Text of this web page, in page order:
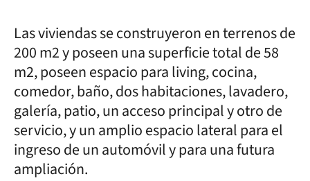
Las viviendas se construyeron en terrenos de
200 m2 y poseen una superficie total de 58
m2, poseen espacio para living, cocina,
comedor, baño, dos habitaciones, lavadero,
galería, patio, un acceso principal y otro de
servicio, y un amplio espacio lateral para el
ingreso de un automóvil y para una futura
ampliación.